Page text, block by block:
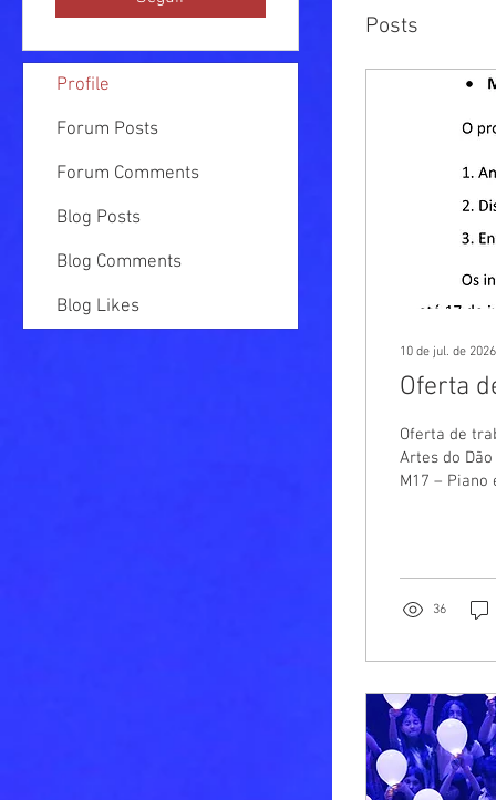
Posts
10 de jul. de 2026
Oferta
Oferta de
Artes do
M17 –
36
Profile
Forum Posts
Forum Comments
Blog Posts
Blog Comments
Blog Likes